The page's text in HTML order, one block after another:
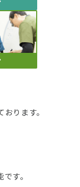
ります。
す。